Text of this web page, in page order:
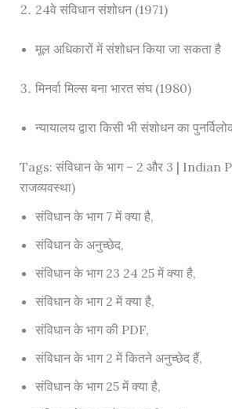
24वे संविधान संशोधन (1971)
मूल अधिकारों में संशोधन किया जा सकता है
मिनर्वा मिल्स बना भारत संघ (1980)
न्यायालय द्वारा किसी भी संशोधन का
Tags: संविधान के भाग – 2 और 3 | Indian
राजव्यवस्था)
संविधान के भाग 7 में क्या है,
संविधान के अनुच्छेद,
संविधान के भाग 23 24 25 में क्या है,
संविधान के भाग 2 में क्या है,
संविधान के भाग की PDF,
संविधान के भाग 2 में कितने अनुच्छेद हैं,
संविधान के भाग 25 में क्या है,